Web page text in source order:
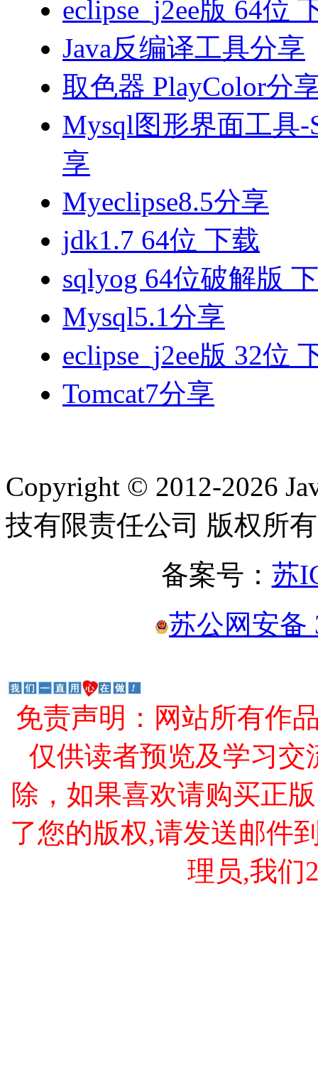
eclipse_j2ee版 64位
Java反编译工具分享
取色器 PlayColor分
Mysql图形界面工具-
享
Myeclipse8.5分享
jdk1.7 64位 下载
sqlyog 64位破解版
Mysql5.1分享
eclipse_j2ee版 32位
Tomcat7分享
Copyright © 2012-2026
技有限责任公司 版权所有
备案号： 苏
苏公网安备
免责声明：网站所有作
仅供读者预览及学习交
除，如果喜欢请购买正
了您的版权,请发送邮件
理员,我们